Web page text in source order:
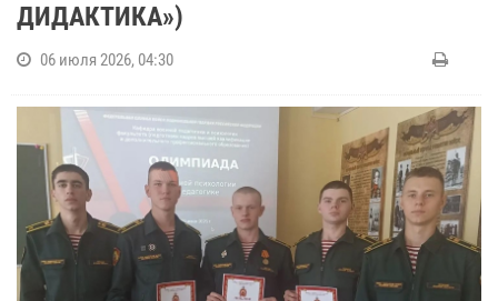
ДИДАКТИКА»)
06 июля 2026, 04:30